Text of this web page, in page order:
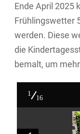
Ende April 2025
Frühlingswetter
werden. Diese
die
bemalt, um
1
16